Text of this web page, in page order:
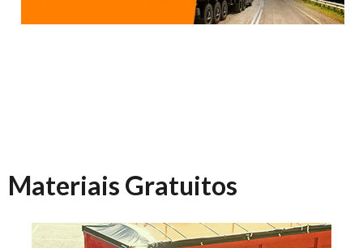
Materiais Gratuitos